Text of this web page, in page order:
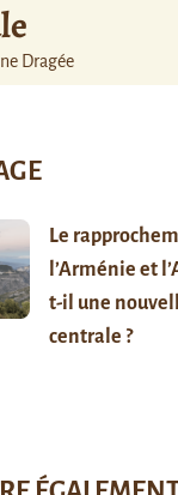
Dragée
Le
l’Arménie et
t-il une
centrale ?